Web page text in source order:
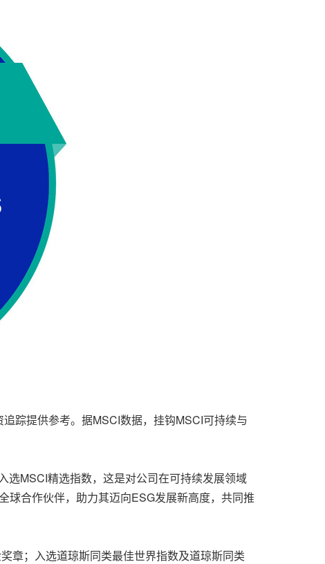
踪提供参考。据MSCI数据，挂钩MSCI可持续与
选MSCI精选指数，这是对公司在可持续发展领域
球合作伙伴，助力其迈向ESG发展新高度，共同推
章；入选道琼斯同类最佳世界指数及道琼斯同类